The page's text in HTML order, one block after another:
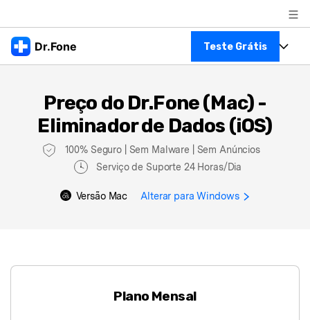
Produtos em destaque
Visão geral
Soluções
Sala de imprensa
Dr.Fone Teste Grátis
Veja Toolkit Completo >
Productos
Para PC
Ver Todos Os Aplicativos
Guia & Suporte
Ações rápidas
Gerenciador de dados
Preço do Dr.Fone (Mac) -
Eliminador de Dados (iOS)
100% Seguro | Sem Malware | Sem Anúncios
Serviço de Suporte 24 Horas/Dia
Versão Mac Alterar para Windows
Plano Mensal